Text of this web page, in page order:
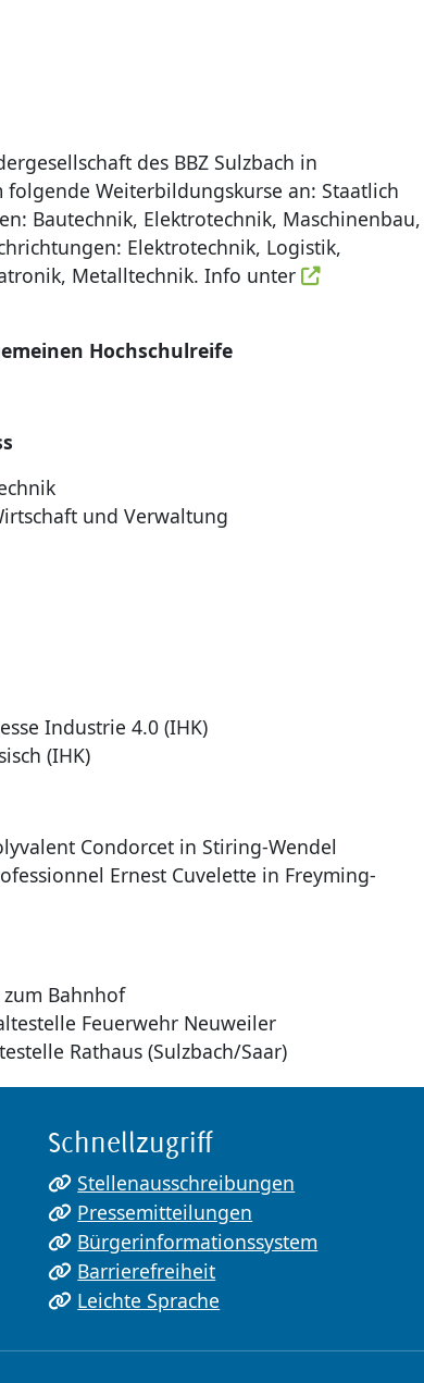
des BBZ Sulzbach in
Weiterbildungskurse an: Staatlich
Bautechnik, Elektrotechnik, Maschinenbau,
Elektrotechnik, Logistik,
Metalltechnik. Info unter
Hochschulreife
und Verwaltung
Industrie 4.0 (IHK)
(IHK)
Condorcet in Stiring-Wendel
Ernest Cuvelette in Freyming-
Bahnhof
Feuerwehr Neuweiler
Rathaus (Sulzbach/Saar)
Schnellzugriff
Stellenausschreibungen
Pressemitteilungen
Bürgerinformationssystem
Barrierefreiheit
Leichte Sprache